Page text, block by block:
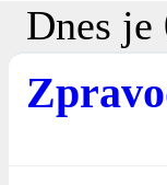
Dnes je